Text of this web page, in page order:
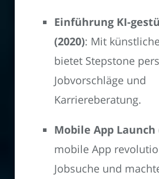
Einführung KI-
(2020): Mit
bietet Stepstone
Jobvorschläge und
Karriereberatung.
Mobile App Launch
mobile App
Jobsuche und